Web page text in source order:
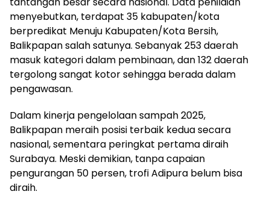
menyebutkan, terdapat 35 kabupaten/kota
berpredikat Menuju Kabupaten/Kota Bersih,
Balikpapan salah satunya. Sebanyak 253 daerah
masuk kategori dalam pembinaan, dan 132 daerah
tergolong sangat kotor sehingga berada dalam
pengawasan.
Dalam kinerja pengelolaan sampah 2025,
Balikpapan meraih posisi terbaik kedua secara
nasional, sementara peringkat pertama diraih
Surabaya. Meski demikian, tanpa capaian
pengurangan 50 persen, trofi Adipura belum bisa
diraih.